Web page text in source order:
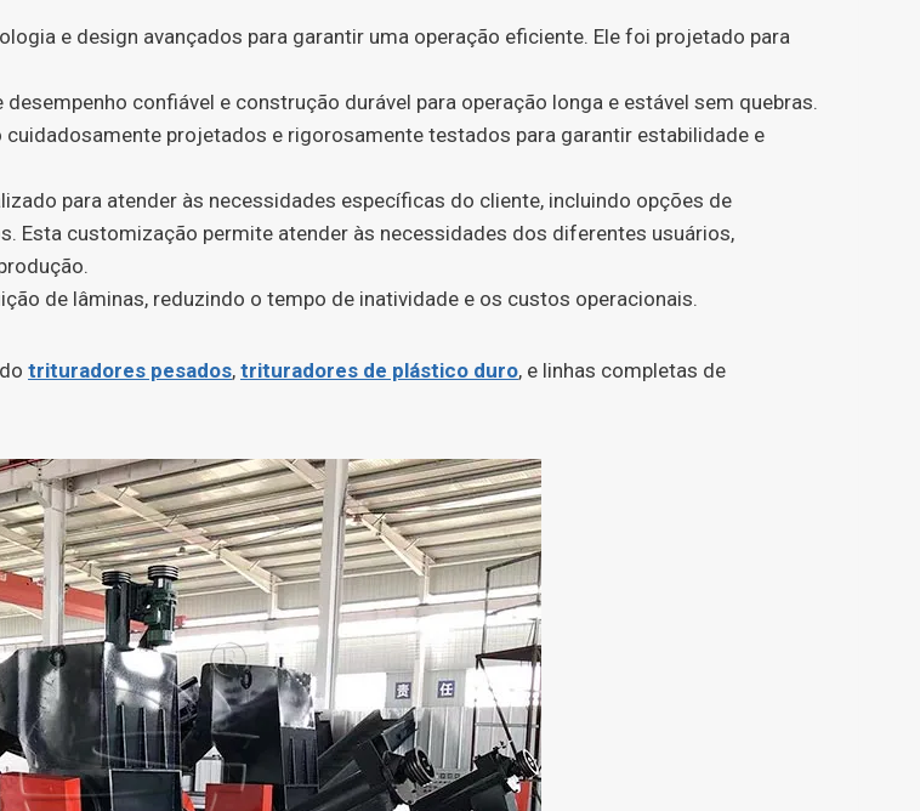
e design avançados para garantir uma operação eficiente. Ele foi projetado para
desempenho confiável e construção durável para operação longa e estável sem quebras.
projetados e rigorosamente testados para garantir estabilidade e
para atender às necessidades específicas do cliente, incluindo opções de
Esta customização permite atender às necessidades dos diferentes usuários,
de lâminas, reduzindo o tempo de inatividade e os custos operacionais.
trituradores pesados, trituradores de plástico duro, e linhas completas de